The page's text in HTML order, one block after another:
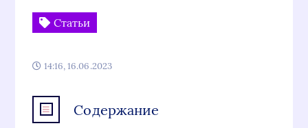
Статьи
14:16, 16.06.2023
Содержание